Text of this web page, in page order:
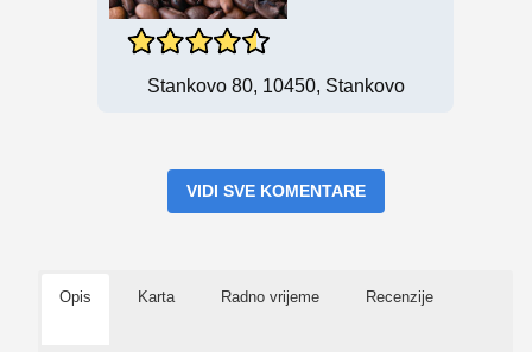
Stankovo 80, 10450, Stankovo
VIDI SVE KOMENTARE
Opis Karta Radno vrijeme Recenzije